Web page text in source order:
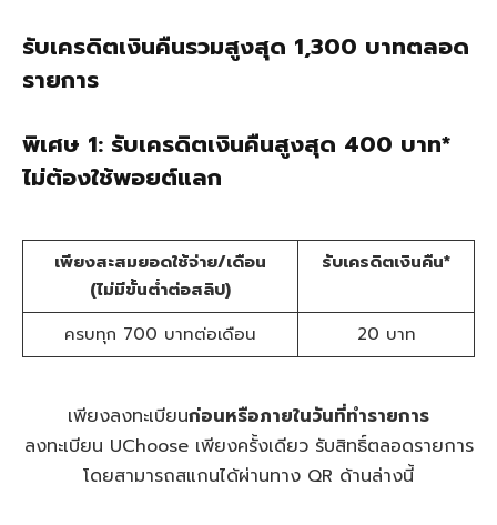
รับเครดิตเงินคืนรวมสูงสุด 1,300 บาทตลอด
รายการ
พิเศษ 1: รับเครดิตเงินคืนสูงสุด 400 บาท*
ไม่ต้องใช้พอยต์แลก
เพียงสะสมยอดใช้จ่าย/เดือน
(ไม่มีขั้นต่ำต่อสลิป)
รับเครดิตเงินคืน*
ครบทุก 700 บาทต่อเดือน 20 บาท
เพียงลงทะเบียนก่อนหรือภายในวันที่ทำรายการ
ลงทะเบียน UChoose เพียงครั้งเดียว รับสิทธิ์ตลอดรายการ
โดยสามารถสแกนได้ผ่านทาง QR ด้านล่างนี้